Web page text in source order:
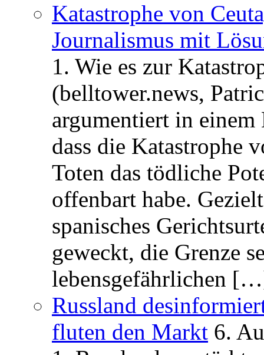
Katastrophe von
Journalismus mit
1. Wie es zur
(belltower.news,
argumentiert in
dass die Katastrophe
Toten das tödliche
offenbart habe.
spanisches
geweckt, die Grenze
lebensgefährlichen
Russland
fluten den Markt 6.